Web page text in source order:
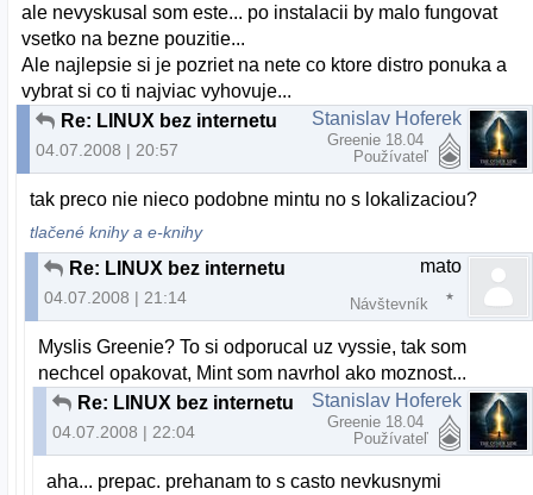
ale nevyskusal som este... po instalacii by malo fungovat
vsetko na bezne pouzitie...
Ale najlepsie si je pozriet na nete co ktore distro ponuka a
vybrat si co ti najviac vyhovuje...
Re: LINUX bez internetu
04.07.2008 | 20:57
Stanislav Hoferek
Greenie 18.04
Používateľ
tak preco nie nieco podobne mintu no s lokalizaciou?
tlačené knihy a e-knihy
Re: LINUX bez internetu
04.07.2008 | 21:14
mato
Návštevník
Myslis Greenie? To si odporucal uz vyssie, tak som
nechcel opakovat, Mint som navrhol ako moznost...
Re: LINUX bez internetu
04.07.2008 | 22:04
Stanislav Hoferek
Greenie 18.04
Používateľ
aha... prepac. prehanam to s casto nevkusnymi